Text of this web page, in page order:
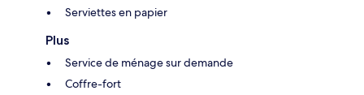
Serviettes en papier
Plus
Service de ménage sur demande
Coffre-fort